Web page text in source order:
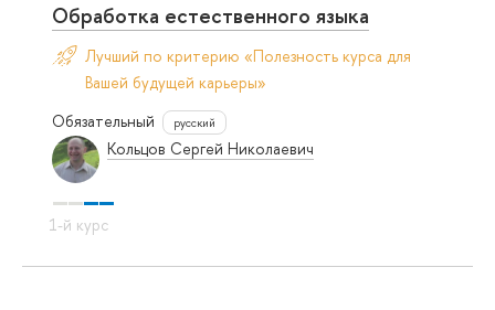
Кольцов Сергей Николаевич
Обработка естественного языка
Лучший по критерию «Полезность курса для
Вашей будущей карьеры»
Обязательный
русский